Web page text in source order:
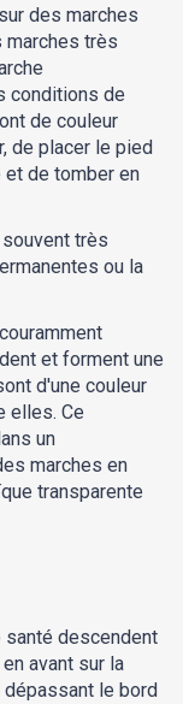
des marches
marches très
conditions de
de couleur
de placer le pied
et de tomber en
très
ou la
et forment une
d'une couleur
elles. Ce
un
marches en
transparente
santé descendent
avant sur la
le bord